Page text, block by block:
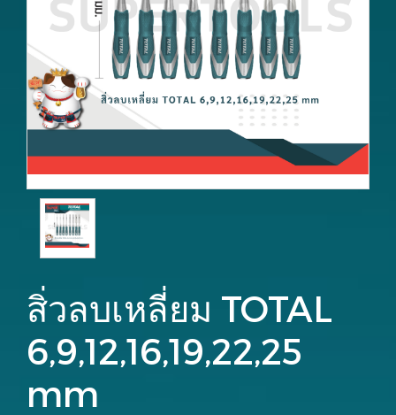
สิ่วลบเหลี่ยม TOTAL
6,9,12,16,19,22,25
mm